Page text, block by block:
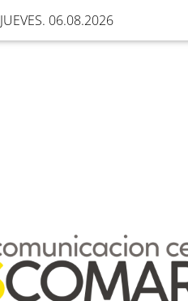
JUEVES. 06.08.2026